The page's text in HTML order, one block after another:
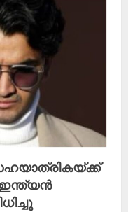
ഇന്ത്യൻ